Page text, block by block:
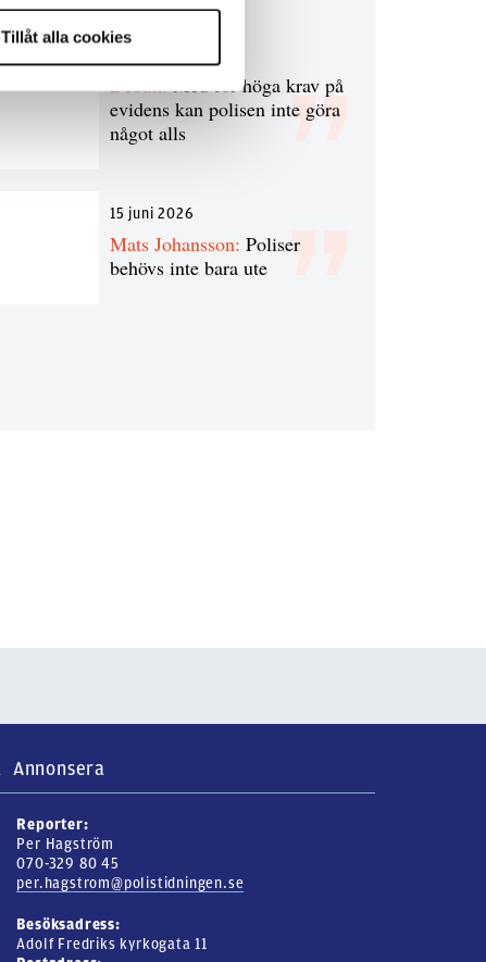
Tillåt alla cookies
Debatt:Med för höga krav på
evidens kan polisen inte göra
något alls
15 juni 2026
Mats Johansson: Poliser
behövs inte bara ute
Annonsera
Reporter:
Per Hagström
070-329 80 45
per.hagstrom@polistidningen.se
Besöksadress:
Adolf Fredriks kyrkogata 11